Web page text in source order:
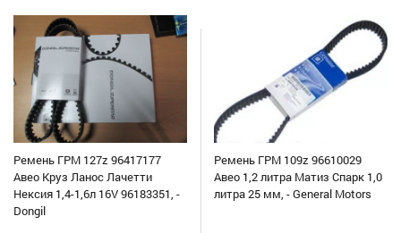
Ремень ГРМ 127z 96417177
Авео Круз Ланос Лачетти
Нексия 1,4-1,6л 16V 96183351, -
Dongil
Ремень ГРМ 109z 96610029
Авео 1,2 литра Матиз Спарк 1,0
литра 25 мм, - General Motors